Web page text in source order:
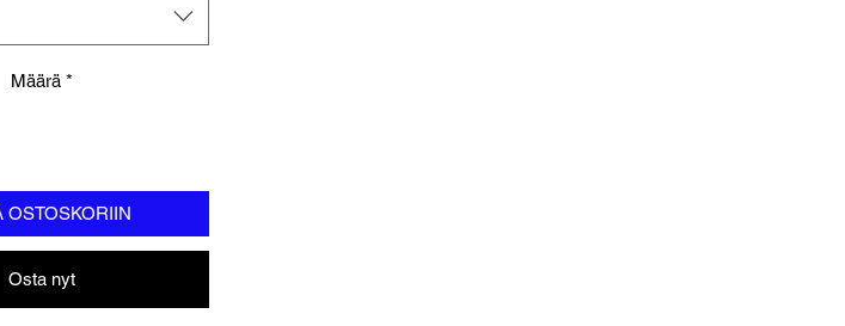
to outer thigh area
Please order a size up from your
Määrä *
OSTOSKORIIN
Osta nyt